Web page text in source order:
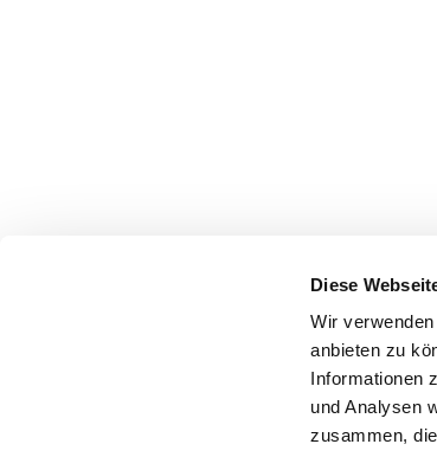
Diese
Wir
anbieten zu
Informationen
und Analysen
zusammen,